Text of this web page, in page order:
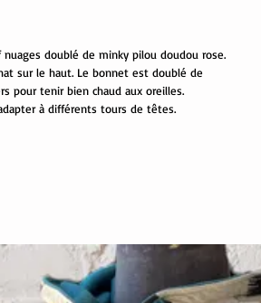
doublé de minky pilou doudou rose.
sur le haut. Le bonnet est doublé de
pour tenir bien chaud aux oreilles.
à différents tours de têtes.